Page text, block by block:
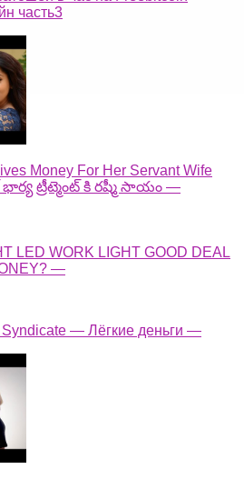
часть3
Money For Her Servant Wife
భార్య ట్రీట్మెంట్ కి రష్మీ సాయం —
LED WORK LIGHT GOOD DEAL
—
Syndicate — Лёгкие деньги —